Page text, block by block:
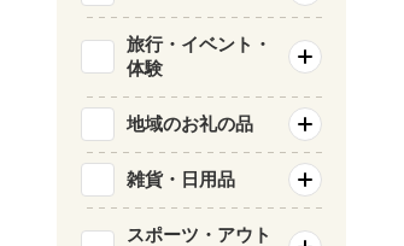
旅行・イベント・
体験
地域のお礼の品
雑貨・日用品
スポーツ・アウト